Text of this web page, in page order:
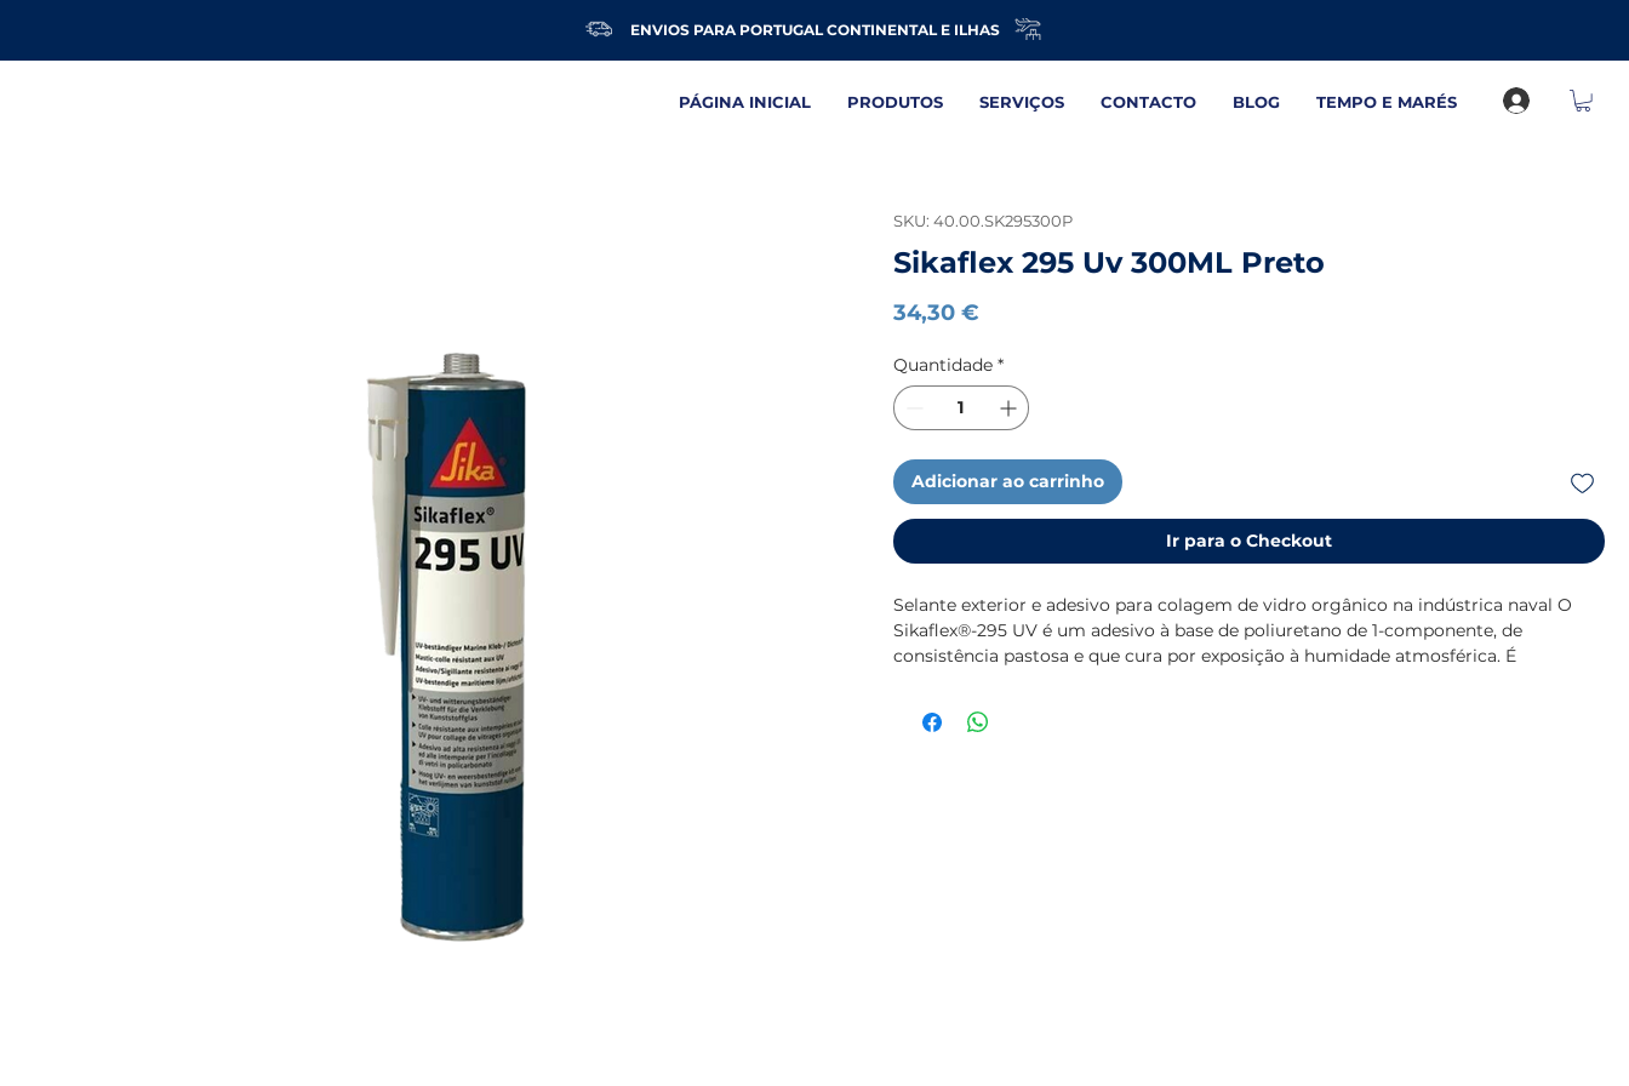
ENVIOS PARA PORTUGAL CONTINENTAL E ILHAS
PÁGINA INICIAL PRODUTOS SERVIÇOS CONTACTO BLOG TEMPO E MARÉS
SKU: 40.00.SK295300P
Sikaflex 295 Uv 300ML Preto
34,30 €
Quantidade *
Adicionar ao carrinho
Ir para o Checkout
Selante exterior e adesivo para colagem de vidro orgânico na indústrica naval O
Sikaflex®-295 UV é um adesivo à base de poliuretano de 1-componente, de
consistência pastosa e que cura por exposição à humidade atmosférica. É
na indústria Naval. O Sikaflex®-295 UV cumpre com os requisitos estabelecidos
pela International Maritime Organisation (IMO).